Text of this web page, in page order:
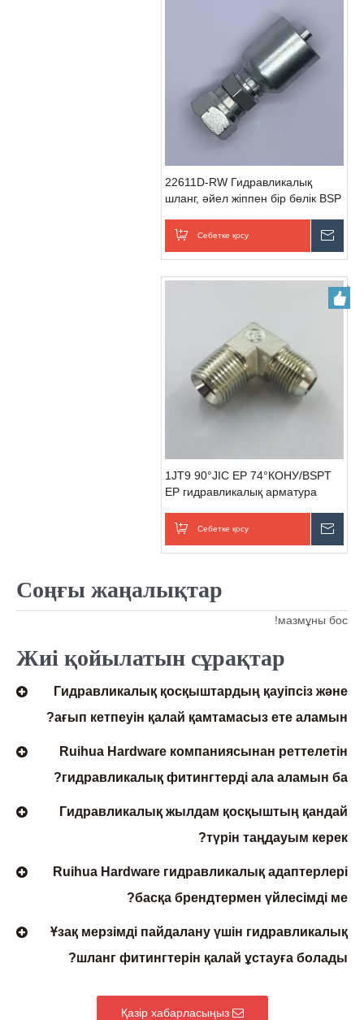
22611D-RW Гидравликалық
шланг, әйел жіппен бір бөлік BSP
Себетке қосу
1JT9 90°JIC ЕР 74°КОНУ/BSPT
ЕР гидравликалық арматура
Себетке қосу
Соңғы жаңалықтар
мазмұны бос!
Жиі қойылатын сұрақтар
Гидравликалық қосқыштардың қауіпсіз және
ағып кетпеуін қалай қамтамасыз ете аламын?
Ruihua Hardware компаниясынан реттелетін
гидравликалық фитингтерді ала аламын ба?
Гидравликалық жылдам қосқыштың қандай
түрін таңдауым керек?
Ruihua Hardware гидравликалық адаптерлері
басқа брендтермен үйлесімді ме?
Ұзақ мерзімді пайдалану үшін гидравликалық
шланг фитингтерін қалай ұстауға болады?
Қазір хабарласыңыз